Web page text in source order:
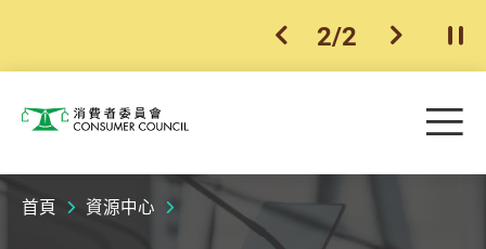
上一個
2/2 下一個開
消費者委員會 目
首頁 資源中心